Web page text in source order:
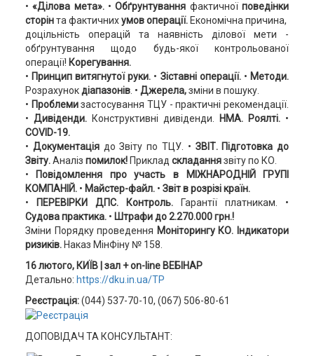
•«Ділова мета». •Обґрунтування фактичноїповедінки
сторінта фактичнихумов операції.Економічна причина,
доцільність операцій та наявність ділової мети -
обґрунтування щодо будь-якої контрольованої
операції! Корегування.
• Принцип витягнутої руки. • Зіставні операції.• Методи.
Розрахунокдіапазонів. • Джерела,зміни в пошуку.
• Проблемизастосування ТЦУ - практичні рекомендації.
• Дивіденди. Конструктивні дивіденди. НМА. Роялті. •
COVID-19.
• Документація до Звіту по ТЦУ. • ЗВІТ. Підготовка до
Звіту.Аналіз помилок!Приклад складаннязвіту по КО.
• Повідомлення про
участь в МІЖНАРОДНІЙ ГРУПІ
КОМПАНІЙ. • Майстер-файл. • Звіт в розрізі країн.
• ПЕРЕВІРКИ ДПС. Контроль.
Гарантії платникам. •
Судова практика. • Штрафи до 2.270.000 грн.!
Зміни Порядку проведення Моніторингу КО. Індикатори
ризиків.Наказ МінФіну № 158.
16 лютого, КИЇВ | зал + on-line ВЕБІНАР
Детально: https://dku.in.ua/TP
Реєстрація:(044) 537-70-10, (067) 506-80-61
ДОПОВІДАЧ ТА КОНСУЛЬТАНТ: